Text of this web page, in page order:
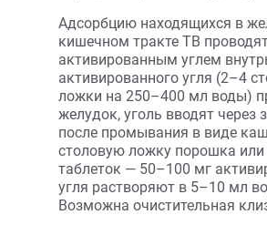
Адсорбцию находящихся в
кишечном тракте ТВ
активированным углем
активированного угля (2–4
ложки на 250–400 мл воды)
желудок, уголь вводят через
после промывания в виде
столовую ложку порошка
таблеток — 50–100 мг
угля растворяют в 5–10 мл
Возможна очистительная